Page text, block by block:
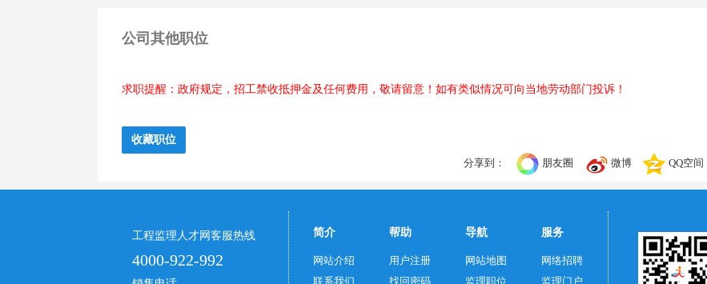
公司其他职位
求职提醒：政府规定，招工禁收抵押金及任何费用，敬请留意！如有类似情况可向当地劳动部门投诉！
分享到： 朋友圈 微博 QQ空间
工程监理人才网客服热线
4000-922-992
简介
网站介绍
联系我们
帮助
用户注册
找回密码
导航
网站地图
监理职位
服务
网络招聘
监理门户